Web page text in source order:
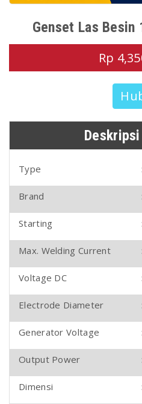
Genset Las Besin
Rp
Type
Brand
Starting
Max. Welding Current
Voltage DC
Electrode Diameter
Generator Voltage
Output Power
Dimensi